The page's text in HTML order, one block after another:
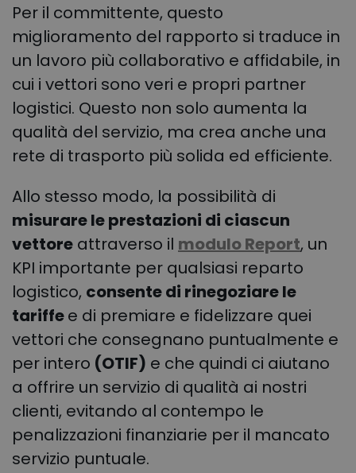
Per il committente, questo
miglioramento del rapporto si traduce in
un lavoro più collaborativo e affidabile, in
cui i vettori sono veri e propri partner
logistici. Questo non solo aumenta la
qualità del servizio, ma crea anche una
rete di trasporto più solida ed efficiente.
Allo stesso modo, la possibilità di
misurare le prestazioni di ciascun
vettore attraverso il modulo Report, un
KPI importante per qualsiasi reparto
logistico, consente di rinegoziare le
tariffee di premiare e fidelizzare quei
vettori che consegnano puntualmente e
per intero (OTIF) e che quindi ci aiutano
a offrire un servizio di qualità ai nostri
clienti, evitando al contempo le
penalizzazioni finanziarie per il mancato
servizio puntuale.